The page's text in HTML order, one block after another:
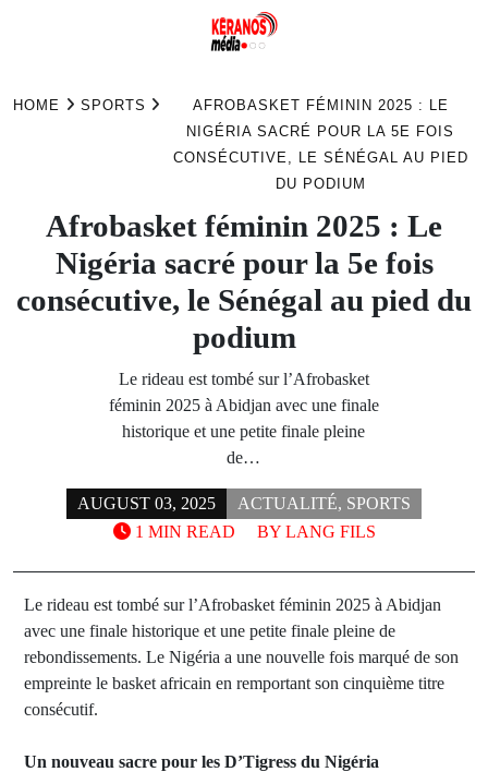
HOME SPORTS
AFROBASKET FÉMININ 2025 : LE
NIGÉRIA SACRÉ POUR LA 5E FOIS
CONSÉCUTIVE, LE SÉNÉGAL AU PIED
DU PODIUM
Afrobasket féminin 2025 : Le
Nigéria sacré pour la 5e fois
consécutive, le Sénégal au pied du
podium
Le rideau est tombé sur l’Afrobasket
féminin 2025 à Abidjan avec une finale
historique et une petite finale pleine
de…
AUGUST 03, 2025 ACTUALITÉ, SPORTS
BY LANG FILS
1 MIN READ
Le rideau est tombé sur l’Afrobasket féminin 2025 à Abidjan
avec une finale historique et une petite finale pleine de
rebondissements. Le Nigéria a une nouvelle fois marqué de son
empreinte le basket africain en remportant son cinquième titre
consécutif.
Un nouveau sacre pour les D’Tigress du Nigéria